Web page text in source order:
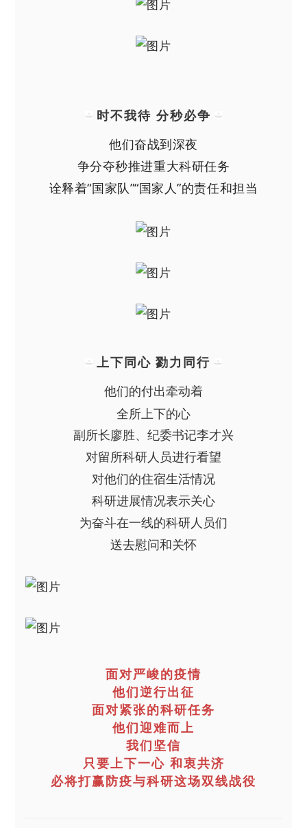
时不我待 分秒必争
他们奋战到深夜
争分夺秒推进重大科研任务
诠释着“国家队”“国家人”的责任和担当
上下同心 勠力同行
他们的付出牵动着
全所上下的心
副所长廖胜、纪委书记李才兴
对留所科研人员进行看望
对他们的住宿生活情况
科研进展情况表示关心
为奋斗在一线的科研人员们
送去慰问和关怀
面对严峻的疫情
他们逆行出征
面对紧张的科研任务
他们迎难而上
我们坚信
只要上下一心 和衷共济
必将打赢防疫与科研这场双线战役